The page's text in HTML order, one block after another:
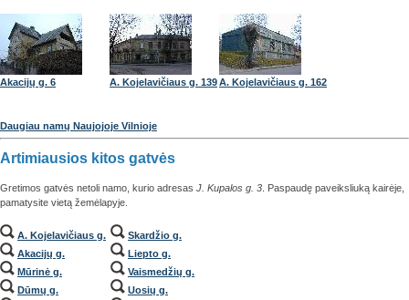
Akacijų g. 6 A. Kojelavičiaus g. 139A. Kojelavičiaus g. 162
Daugiau namų Naujojoje Vilnioje
Artimiausios kitos gatvės
Gretimos gatvės netoli namo, kurio adresas J. Kupalos g. 3 . Paspaudę paveiksliuką kairėje,
pamatysite vietą žemėlapyje.
A. Kojelavičiaus g.
Akacijų g.
Mūrinė g.
Dūmų g.
Skardžio g.
Liepto g.
Vaismedžių g.
Uosių g.